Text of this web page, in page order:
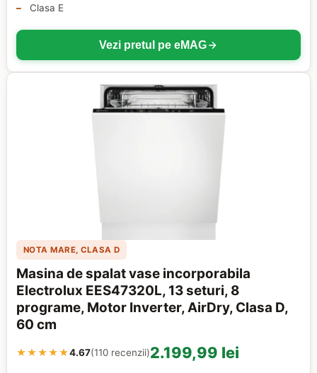
Clasa E
Vezi pretul pe eMAG
NOTA MARE, CLASA D
Masina de spalat vase incorporabila
Electrolux EES47320L, 13 seturi, 8
programe, Motor Inverter, AirDry, Clasa D,
60 cm
★★★★★4.67(110 recenzii)2.199,99 lei